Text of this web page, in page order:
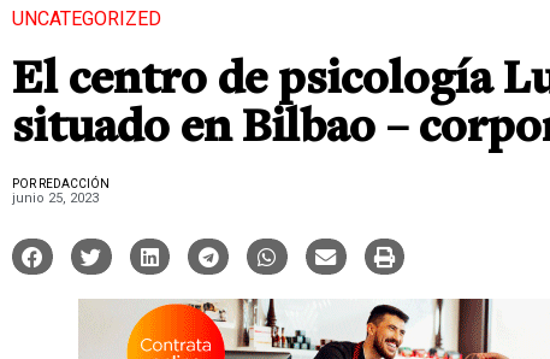
UNCATEGORIZED
El centro de psicología
situado en Bilbao –
POR REDACCIÓN
junio 25, 2023